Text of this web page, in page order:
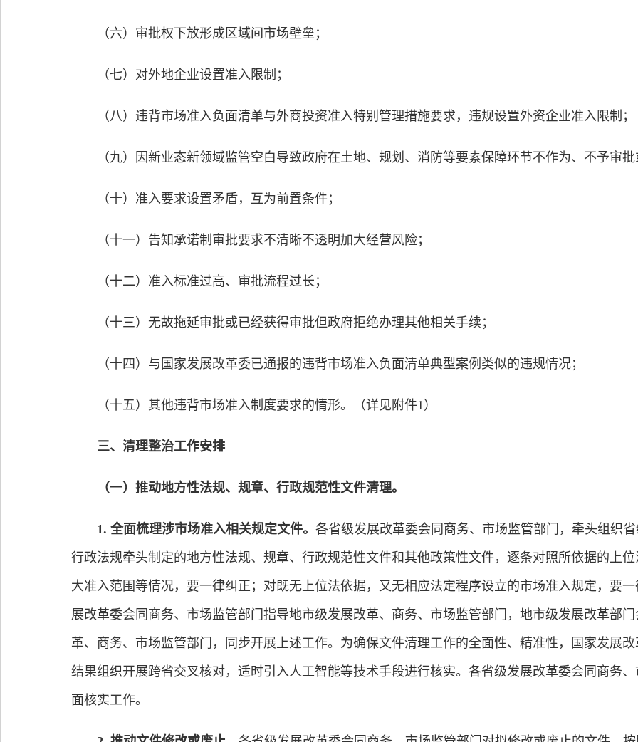
（六）审批权下放形成区域间市场壁垒；
（七）对外地企业设置准入限制；
（八）违背市场准入负面清单与外商投资准入特别管理措施要求，违规设置外资企业准入限制；
（九）因新业态新领域监管空白导致政府在土地、规划、消防等要素保障环节不作为、不予审批
（十）准入要求设置矛盾，互为前置条件；
（十一）告知承诺制审批要求不清晰不透明加大经营风险；
（十二）准入标准过高、审批流程过长；
（十三）无故拖延审批或已经获得审批但政府拒绝办理其他相关手续；
（十四）与国家发展改革委已通报的违背市场准入负面清单典型案例类似的违规情况；
（十五）其他违背市场准入制度要求的情形。（详见附件1）
三、清理整治工作安排
（一）推动地方性法规、规章、行政规范性文件清理。
1. 全面梳理涉市场准入相关规定文件。 各省级发展改革委会同商务、市场监管部门，牵头组织
行政法规牵头制定的地方性法规、规章、行政规范性文件和其他政策性文件，逐条对照所依据的上
大准入范围等情况，要一律纠正；对既无上位法依据，又无相应法定程序设立的市场准入规定，要
展改革委会同商务、市场监管部门指导地市级发展改革、商务、市场监管部门，地市级发展改革部
革、商务、市场监管部门，同步开展上述工作。为确保文件清理工作的全面性、精准性，国家发展
结果组织开展跨省交叉核对，适时引入人工智能等技术手段进行核实。各省级发展改革委会同商务
面核实工作。